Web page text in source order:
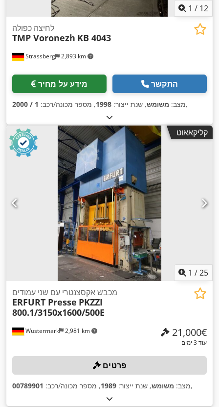
1 / 12
Strassberg 2,893 km
לחיצה כפולה
TMP Voronezh KB 4043
מידע על מחיר התקשר
מצב: משומש, שנת ייצור: 1998, מספר מכונה/רכב: 1 / 2000 ,
קליקאאוט
1 /25
Wustermark 2,981 km
מכבש אקסצנטרי עם שני עמודים
ERFURT Presse PKZZI
800.1/3150x1600/500E
‏21,000 ‏€
עוד 3 ימים
פרטים
מצב: משומש, שנת ייצור: 1989, מספר מכונה/רכב: 00789901 ,